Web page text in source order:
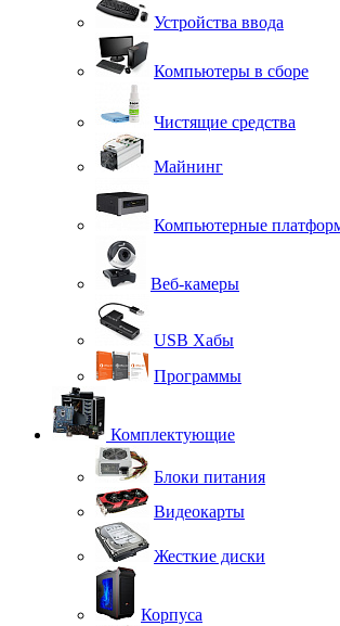
Устройства ввода
Компьютеры в сборе
Чистящие средства
Майнинг
Компьютерные
Веб-камеры
USB Хабы
Программы
Комплектующие
Блоки питания
Видеокарты
Жесткие диски
Корпуса